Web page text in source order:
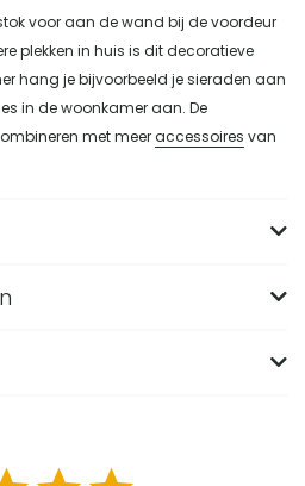
voor aan de wand bij de voordeur
plekken in huis is dit decoratieve
hang je bijvoorbeeld je sieraden aan
in de woonkamer aan. De
met meeraccessoires van
Staal
de QUVIO
een afmeting van 4,5 x 44 x
en hoogte. Door de breedte van